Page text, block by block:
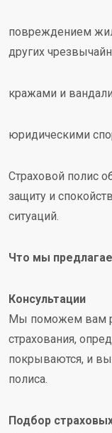
повреждением
других
кражами и
юридическими
Страховой полис
защиту и
ситуаций.
Что мы
Консультации
Мы поможем вам
страхования,
покрываются, и
полиса.
Подбор